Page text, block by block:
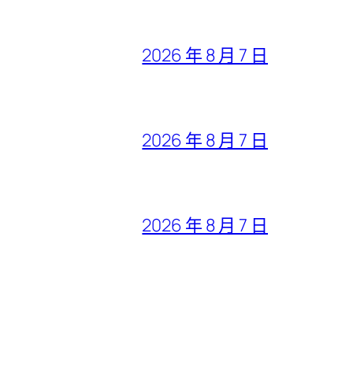
2026 年 8 月 7 日
2026 年 8 月 7 日
2026 年 8 月 7 日